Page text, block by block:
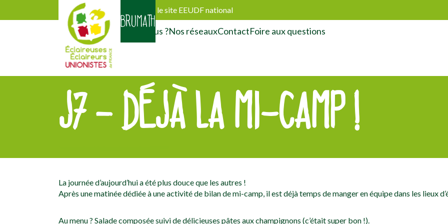
BRUMATH
Découvrir le site EEUDF national
ActivitésQui sommes-nous ?Nos réseauxContactFoire aux questions
J7 – DÉJÀ LA MI-CAMP !
La journée d’aujourd’hui a été plus douce que les autres !
Après une matinée dédiée à une activité de bilan de mi-camp, il est déjà temps de manger en équipe dans les lieux
Au menu ? Salade composée suivi de délicieuses pâtes aux champignons (c’était super bon !).